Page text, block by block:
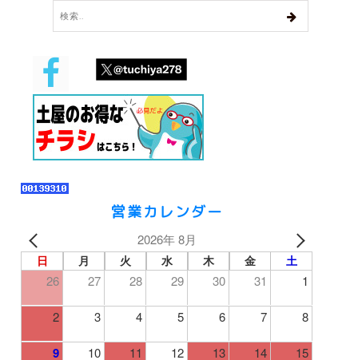
営業カレンダー
2026年 8月
日 月 火 水 木 金 土
26 27 28 29 30 31 1
2 3 4 5 6 7 8
9 10 11 12 13 14 15